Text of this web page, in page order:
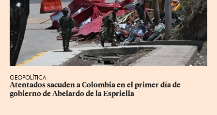
GEOPOLÍTICA
Atentados sacuden a Colombia en el primer día de
gobierno de Abelardo de la Espriella